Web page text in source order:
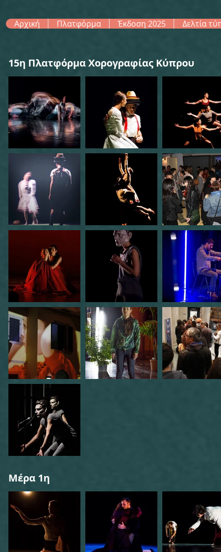
Αρχική Πλατφόρμα Έκδοση 2025 Δελτία
15η Πλατφόρμα Χορογραφίας Κύπρου
Μέρα 1η